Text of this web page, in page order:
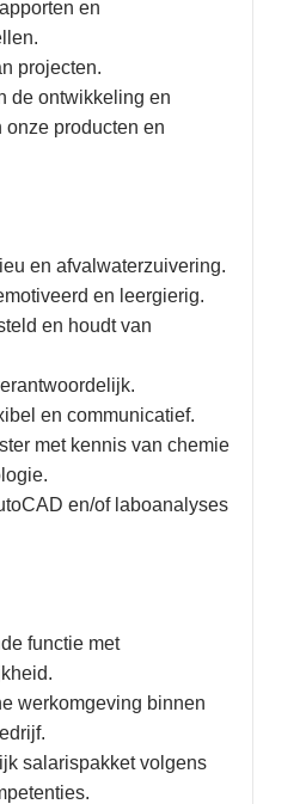
en
projecten.
de ontwikkeling en
onze producten en
en afvalwaterzuivering.
en leergierig.
en houdt van
en communicatief.
met kennis van chemie
en/of laboanalyses
functie met
werkomgeving binnen
salarispakket volgens